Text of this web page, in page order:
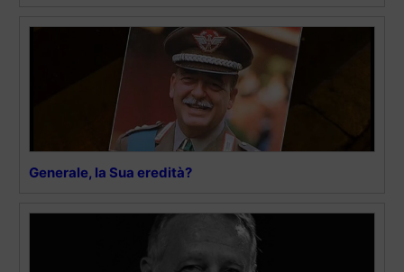
Generale, la Sua eredità?